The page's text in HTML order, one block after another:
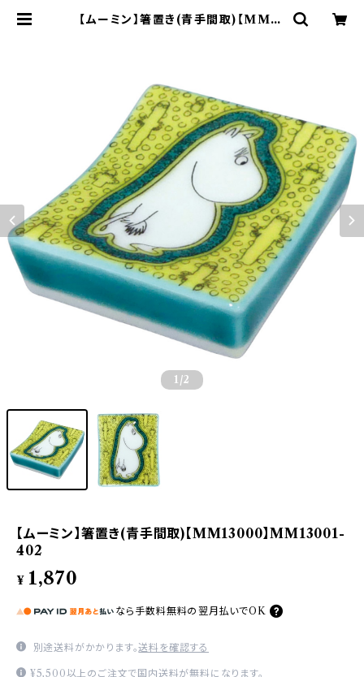
【ムーミン】箸置き(青手間取)【MM13
1 /2
【ムーミン】箸置き(青手間取)【MM13000】MM13001-
402
¥ 1,870
なら 手数料無料の 翌月払いでOK
別途送料がかかります。送料を確認する
¥5,500以上のご注文で国内送料が無料になります。